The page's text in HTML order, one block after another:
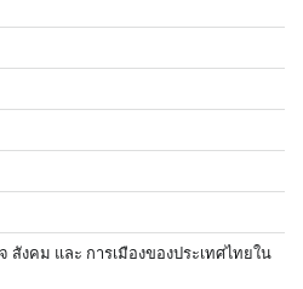
สังคม และ การเมืองของประเทศไทยใน